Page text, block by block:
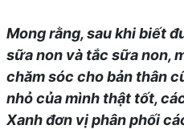
Mong rằng, sau khi biết
sữa non và tắc sữa non,
chăm sóc cho bản thân
nhỏ của mình thật tốt,
Xanh đơn vị phân phối